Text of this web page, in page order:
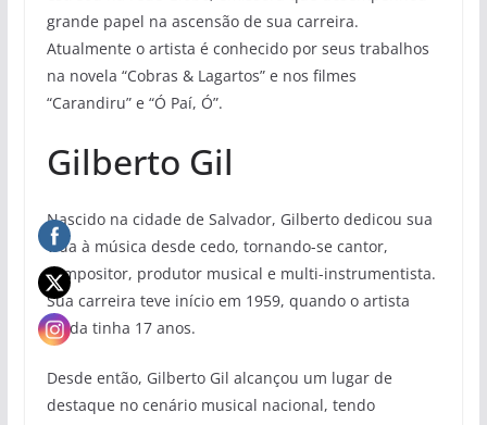
grande papel na ascensão de sua carreira.
Atualmente o artista é conhecido por seus trabalhos
na novela “Cobras & Lagartos” e nos filmes
“Carandiru” e “Ó Paí, Ó”.
Gilberto Gil
Nascido na cidade de Salvador, Gilberto dedicou sua
vida à música desde cedo, tornando-se cantor,
compositor, produtor musical e multi-instrumentista.
Sua carreira teve início em 1959, quando o artista
ainda tinha 17 anos.
Desde então, Gilberto Gil alcançou um lugar de
destaque no cenário musical nacional, tendo